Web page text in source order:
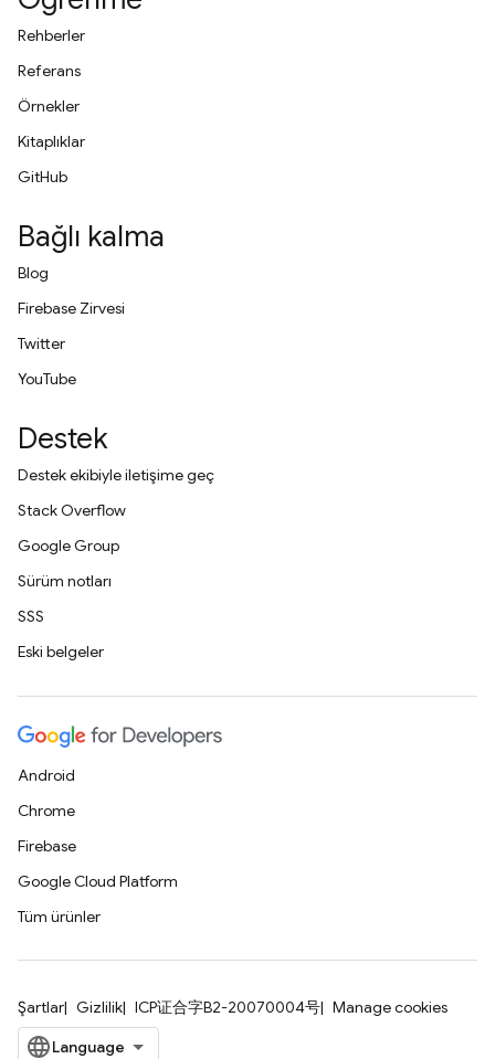
Rehberler
Referans
Örnekler
Kitaplıklar
GitHub
Bağlı kalma
Blog
Firebase Zirvesi
Twitter
YouTube
Destek
Destek ekibiyle iletişime geç
Stack Overflow
Google Group
Sürüm notları
SSS
Eski belgeler
Android
Chrome
Firebase
Google Cloud Platform
Tüm ürünler
Şartlar Gizlilik ICP证合字B2-20070004号 Manage cookies